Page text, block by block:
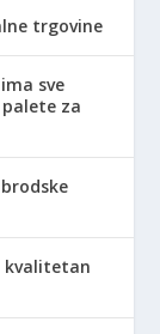
trgovine
sve
za
kvalitetan